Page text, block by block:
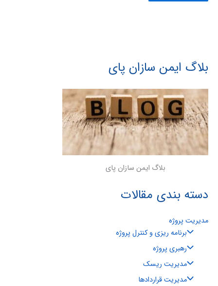
بلاگ ایمن سازان پای
بلاگ ایمن سازان پای
دسته بندی مقالات
مدیریت پروژه
برنامه ریزی و کنترل پروژه
رهبری پروژه
مدیریت ریسک
مدیریت قراردادها